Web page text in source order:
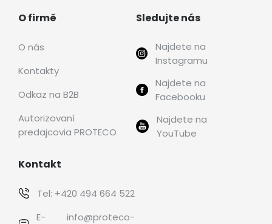
O firmě
O nás
Kontakty
Odkaz na B2B
Autorizovaní
predajcovia PROTECO
Sledujte nás
Najdete na
Instagramu
Najdete na
Facebooku
Najdete na
YouTube
Kontakt
Tel: +420 494 664 522
E-
info@proteco-